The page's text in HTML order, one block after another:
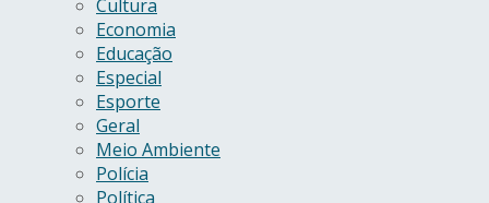
Cultura
Economia
Educação
Especial
Esporte
Geral
Meio Ambiente
Polícia
Política